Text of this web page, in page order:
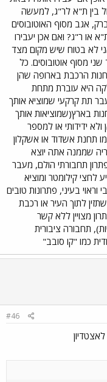
בין ת"א לר"ג, למעשה
אגב מסוף האוטובוסים
או ר"ג? ואם אכן יעבירו
לא בטוח שיש מקום מצד
מסוף אוטובוסים. כל
הרכבת בארופה שהן
היא עוברת מתחת
תת קרקעי שמוציא אותך
בארץ(שמוציאות אותך
ידידותי או למספר
תחנת אשדוד או אשקלון
שממנה אתה יוצא
תחבורתי הולם, מעבר
לחצי קילומטר ומוציא
בעיני, פתרונות טובים
לתוך העיר או רכבת
מצויין ללא קשר
תחבורה ציבורית
כמו "קו סובב"
#46